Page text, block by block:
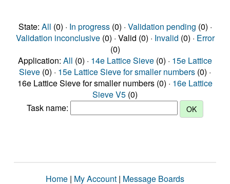
State: All (0) · In progress(0) · Validation pending (0) ·
Validation inconclusive(0) · Valid (0) · Invalid (0) · Error
(0)
Application: All (0) · 14e Lattice Sieve (0) · 15e Lattice
Sieve (0) · 15e Lattice Sieve for smaller numbers (0) ·
16e Lattice Sieve for smaller numbers (0) · 16e Lattice
Sieve V5 (0)
Task name:
Home | My Account | Message Boards